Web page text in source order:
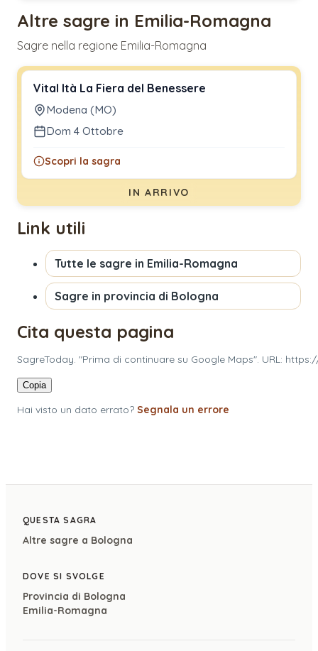
Altre sagre in Emilia-Romagna
Sagre nella regione Emilia-Romagna
Vital Ità La Fiera del Benessere
Modena (MO)
Dom 4 Ottobre
Scopri la sagra
IN ARRIVO
Link utili
Tutte le sagre in Emilia-Romagna
Sagre in provincia di Bologna
Cita questa pagina
SagreToday. "Prima di continuare su Google Maps". URL:
Copia
Hai visto un dato errato? Segnala un errore
QUESTA SAGRA
Altre sagre a Bologna
DOVE SI SVOLGE
Provincia di Bologna
Emilia-Romagna